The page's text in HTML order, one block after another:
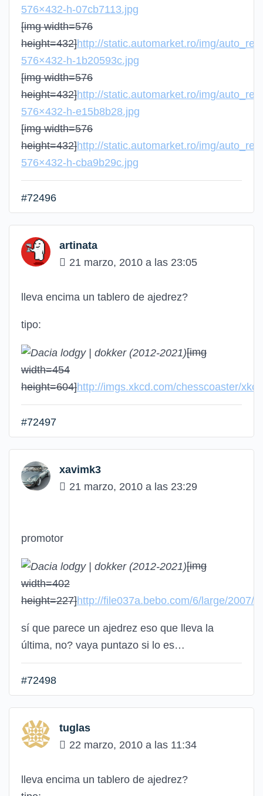
576×432-h-07cb7113.jpg
[img width=576
height=432]http://static.automarket.ro/img/
576×432-h-1b20593c.jpg
[img width=576
height=432]http://static.automarket.ro/img/
576×432-h-e15b8b28.jpg
[img width=576
height=432]http://static.automarket.ro/img/
576×432-h-cba9b29c.jpg
#72496
artinata
21 marzo, 2010 a las 23:05
lleva encima un tablero de ajedrez?
tipo:
[img
width=454
height=604]http://imgs.xkcd.com/chesscoaster/
#72497
xavimk3
21 marzo, 2010 a las 23:29
promotor
[img
width=402
height=227]http://file037a.bebo.com/6/large/2007/
sí que parece un ajedrez eso que lleva la
última, no? vaya puntazo si lo es…
#72498
tuglas
22 marzo, 2010 a las 11:34
lleva encima un tablero de ajedrez?